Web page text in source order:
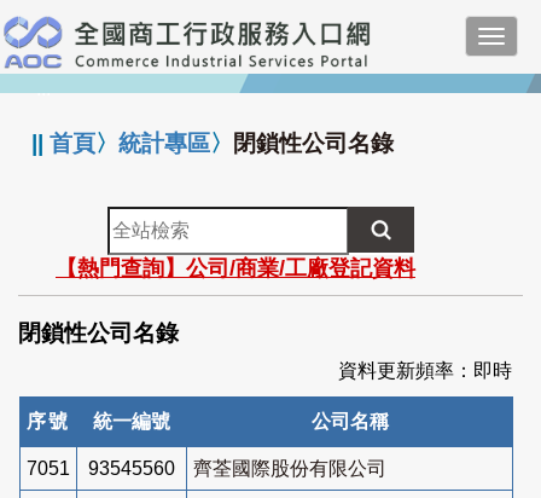
跳
到
主
要
:::
||首頁〉統計專區〉 閉鎖性公司名錄
全
站
檢
索
【熱門查詢】公司/商業/工廠登記資料
閉鎖性公司名錄
資料更新頻率：即時
序號 統一編號 公司名稱
7051 93545560 齊荃國際股份有限公司